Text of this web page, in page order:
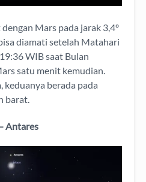
Mars pada jarak 3,4º
diamati setelah Matahari
WIB saat Bulan
satu menit kemudian.
keduanya berada pada
barat.
Antares